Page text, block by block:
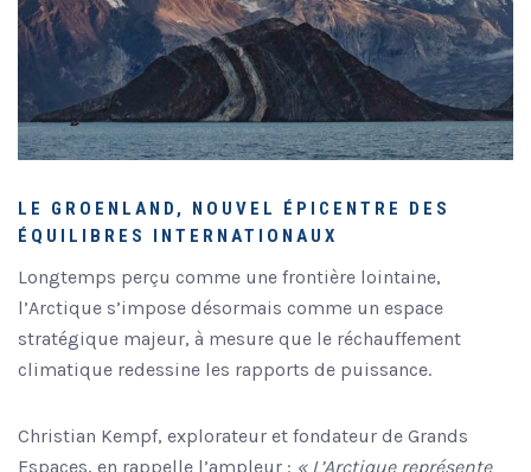
LE GROENLAND, NOUVEL ÉPICENTRE DES
ÉQUILIBRES INTERNATIONAUX
Longtemps perçu comme une frontière lointaine,
l’Arctique s’impose désormais comme un espace
stratégique majeur, à mesure que le réchauffement
climatique redessine les rapports de puissance.
Christian Kempf, explorateur et fondateur de Grands
Espaces, en rappelle l’ampleur : « L’Arctique représente